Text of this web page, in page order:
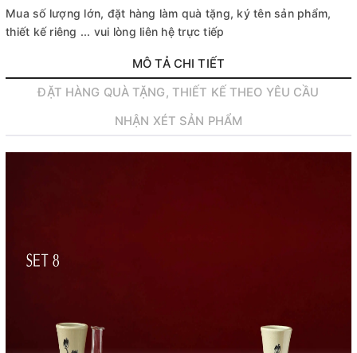
Mua số lượng lớn, đặt hàng làm quà tặng, ký tên sản phẩm,
thiết kế riêng ... vui lòng liên hệ trực tiếp
MÔ TẢ CHI TIẾT
ĐẶT HÀNG QUÀ TẶNG, THIẾT KẾ THEO YÊU CẦU
NHẬN XÉT SẢN PHẨM